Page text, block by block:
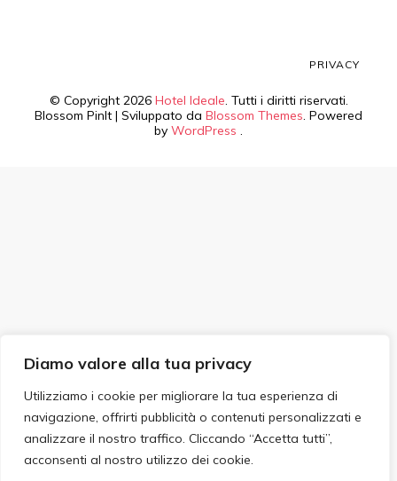
Diamo valore alla tua privacy
Utilizziamo i cookie per migliorare la tua esperienza di
navigazione, offrirti pubblicità o contenuti personalizzati e
analizzare il nostro traffico. Cliccando “Accetta tutti”,
acconsenti al nostro utilizzo dei cookie.
© Copyright 2026 Hotel Ideale. Tutti i diritti riservati.
Blossom PinIt | Sviluppato da Blossom Themes. Powered
by WordPress .
PRIVACY